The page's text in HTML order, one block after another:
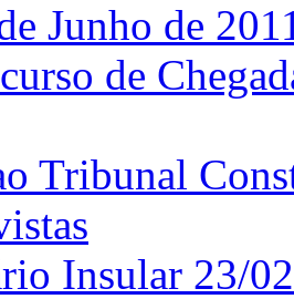
Junho de
de
Tribunal
Insular 23/